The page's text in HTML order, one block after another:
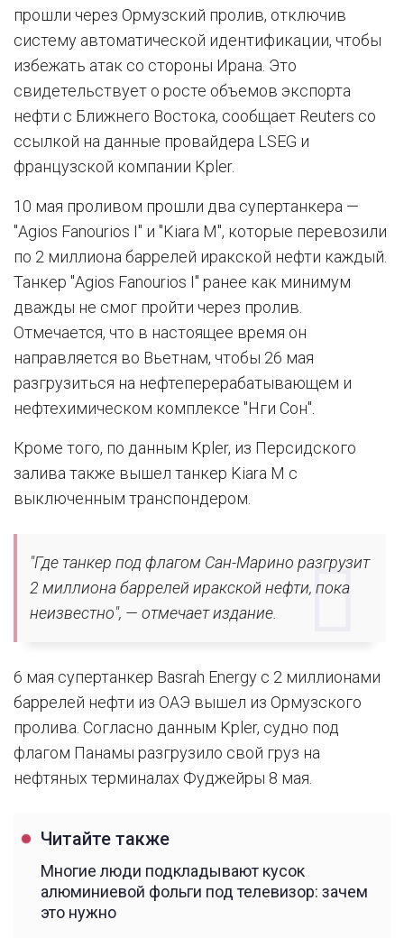
прошли через Ормузский пролив, отключив
систему автоматической идентификации, чтобы
избежать атак со стороны Ирана. Это
свидетельствует о росте объемов экспорта
нефти с Ближнего Востока, сообщает Reuters со
ссылкой на данные провайдера LSEG и
французской компании Kpler.
10 мая проливом прошли два супертанкера —
"Agios Fanourios I" и "Kiara M", которые перевозили
по 2 миллиона баррелей иракской нефти каждый.
Танкер "Agios Fanourios I" ранее как минимум
дважды не смог пройти через пролив.
Отмечается, что в настоящее время он
направляется во Вьетнам, чтобы 26 мая
разгрузиться на нефтеперерабатывающем и
нефтехимическом комплексе "Нги Сон".
Кроме того, по данным Kpler, из Персидского
залива также вышел танкер Kiara M с
выключенным транспондером.
"Где танкер под флагом Сан-Марино разгрузит
2 миллиона баррелей иракской нефти, пока
неизвестно", — отмечает издание.
6 мая супертанкер Basrah Energy с 2 миллионами
баррелей нефти из ОАЭ вышел из Ормузского
пролива. Согласно данным Kpler, судно под
флагом Панамы разгрузило свой груз на
нефтяных терминалах Фуджейры 8 мая.
Читайте также
Многие люди подкладывают кусок
алюминиевой фольги под телевизор: зачем
это нужно